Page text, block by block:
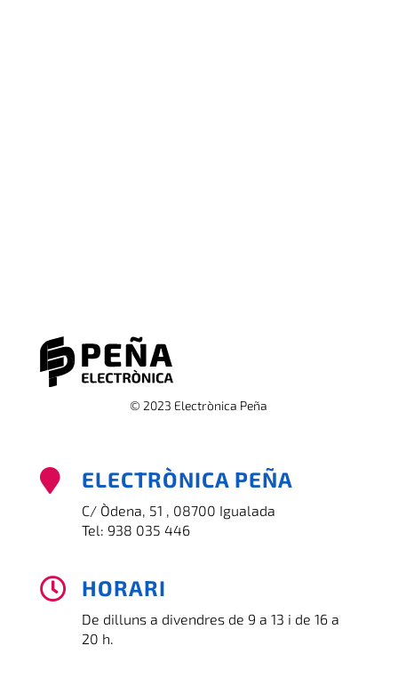
© 2023 Electrònica Peña
 ELECTRÒNICA PEÑA
C/ Òdena, 51 , 08700 Igualada
Tel: 938 035 446
 HORARI
De dilluns a divendres de 9 a 13 i de 16 a
20 h.